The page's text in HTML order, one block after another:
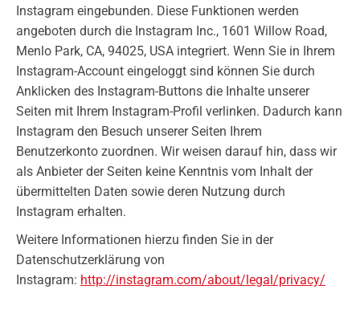
Instagram eingebunden. Diese Funktionen werden
angeboten durch die Instagram Inc., 1601 Willow Road,
Menlo Park, CA, 94025, USA integriert. Wenn Sie in Ihrem
Instagram-Account eingeloggt sind können Sie durch
Anklicken des Instagram-Buttons die Inhalte unserer
Seiten mit Ihrem Instagram-Profil verlinken. Dadurch kann
Instagram den Besuch unserer Seiten Ihrem
Benutzerkonto zuordnen. Wir weisen darauf hin, dass wir
als Anbieter der Seiten keine Kenntnis vom Inhalt der
übermittelten Daten sowie deren Nutzung durch
Instagram erhalten.
Weitere Informationen hierzu finden Sie in der
Datenschutzerklärung von
Instagram: http://instagram.com/about/legal/privacy/